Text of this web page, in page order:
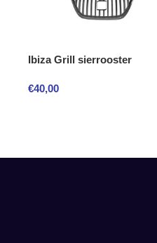
Ibiza Grill sierrooster
€40,00